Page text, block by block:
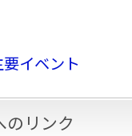
イベント
のリンク